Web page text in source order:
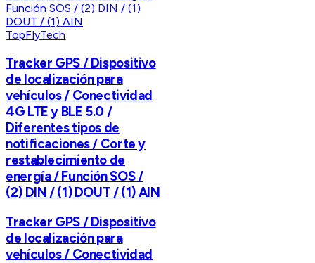
TopFlyTech
Tracker GPS / Dispositivo
de localización para
vehículos / Conectividad
4G LTE y BLE 5.0 /
Diferentes tipos de
notificaciones / Corte y
restablecimiento de
energía / Función SOS /
(2) DIN / (1) DOUT / (1) AIN
Tracker GPS / Dispositivo
de localización para
vehículos / Conectividad